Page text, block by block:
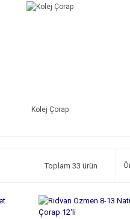
Kolej Çorap
Toplam 33 ürün